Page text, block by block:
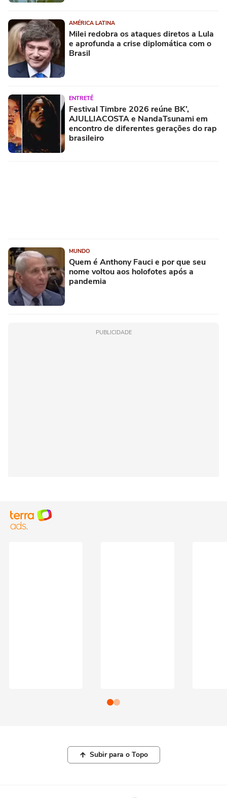
AMÉRICA LATINA
Milei redobra os ataques diretos a Lula
e aprofunda a crise diplomática com o
Brasil
ENTRETÊ
Festival Timbre 2026 reúne BK’,
AJULLIACOSTA e NandaTsunami em
encontro de diferentes gerações do rap
brasileiro
MUNDO
Quem é Anthony Fauci e por que seu
nome voltou aos holofotes após a
pandemia
PUBLICIDADE
Subir para o Topo